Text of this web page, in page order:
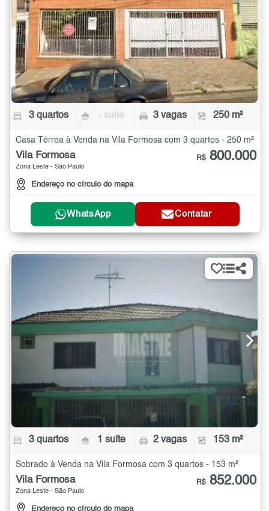
3 quartos - suíte 3 vagas 250 m²
Casa Térrea à Venda na Vila Formosa com 3 quartos - 250 m²
Vila Formosa
Zona Leste - São Paulo
Endereço no círculo do mapa
R$ 800.000
WhatsApp Contatar
3 quartos 1 suíte 2 vagas 153 m²
Sobrado à Venda na Vila Formosa com 3 quartos - 153 m²
Vila Formosa
Zona Leste - São Paulo
Endereço no círculo do mapa
R$ 852.000